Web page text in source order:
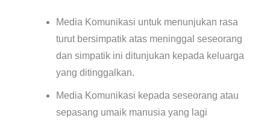
Media Komunikasi untuk menunjukan rasa
turut bersimpatik atas meninggal seseorang
dan simpatik ini ditunjukan kepada keluarga
yang ditinggalkan.
Media Komunikasi kepada seseorang atau
sepasang umaik manusia yang lagi